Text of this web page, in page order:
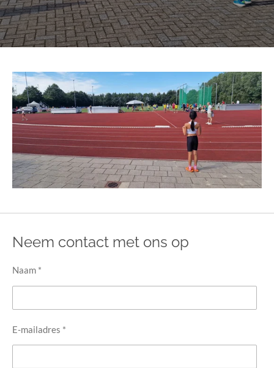
Neem contact met ons op
Naam *
E-mailadres *